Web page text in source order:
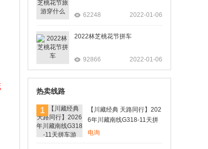
62248 2022-01-06
2022林芝桃花节拼车
92866 2022-01-06
热卖线路
1
【川藏经典 天路同行】202
6年川藏南线G318-11天拼
车游
电询